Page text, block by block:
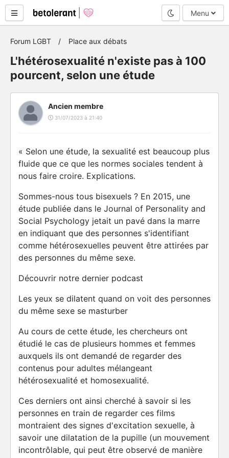
Mode nuit
Menu
Forum LGBT Place aux débats
L'hétérosexualité n'existe pas à 100
pourcent, selon une étude
Ancien membre
31/07/2023 à 21:40
« Selon une étude, la sexualité est beaucoup plus
fluide que ce que les normes sociales tendent à
nous faire croire. Explications.
Sommes-nous tous bisexuels ? En 2015, une
étude publiée dans le Journal of Personality and
Social Psychology jetait un pavé dans la marre
en indiquant que des personnes s'identifiant
comme hétérosexuelles peuvent être attirées par
des personnes du même sexe.
Découvrir notre dernier podcast
Les yeux se dilatent quand on voit des personnes
du même sexe se masturber
Au cours de cette étude, les chercheurs ont
étudié le cas de plusieurs hommes et femmes
auxquels ils ont demandé de regarder des
contenus pour adultes mélangeant
hétérosexualité et homosexualité.
Ces derniers ont ainsi cherché à savoir si les
personnes en train de regarder ces films
montraient des signes d'excitation sexuelle, à
savoir une dilatation de la pupille (un mouvement
incontrôlable, qui peut être observé de manière